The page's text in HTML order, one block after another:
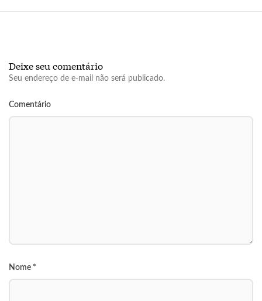
Deixe seu comentário
Seu endereço de e-mail não será publicado.
Comentário
Nome *